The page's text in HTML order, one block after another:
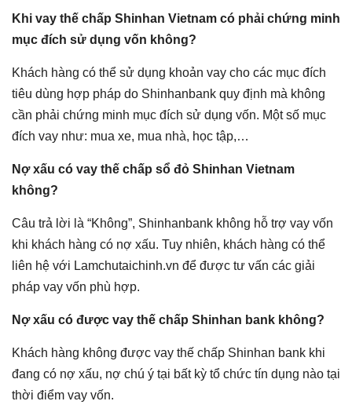
Khi vay thế chấp Shinhan Vietnam có phải chứng minh
mục đích sử dụng vốn không?
Khách hàng có thể sử dụng khoản vay cho các mục đích
tiêu dùng hợp pháp do Shinhanbank quy định mà không
cần phải chứng minh mục đích sử dụng vốn. Một số mục
đích vay như: mua xe, mua nhà, học tập,…
Nợ xấu có vay thế chấp sổ đỏ Shinhan Vietnam
không?
Câu trả lời là “Không”, Shinhanbank không hỗ trợ vay vốn
khi khách hàng có nợ xấu. Tuy nhiên, khách hàng có thể
liên hệ với Lamchutaichinh.vn để được tư vấn các giải
pháp vay vốn phù hợp.
Nợ xấu có được vay thế chấp Shinhan bank không?
Khách hàng không được vay thế chấp Shinhan bank khi
đang có nợ xấu, nợ chú ý tại bất kỳ tổ chức tín dụng nào tại
thời điểm vay vốn.